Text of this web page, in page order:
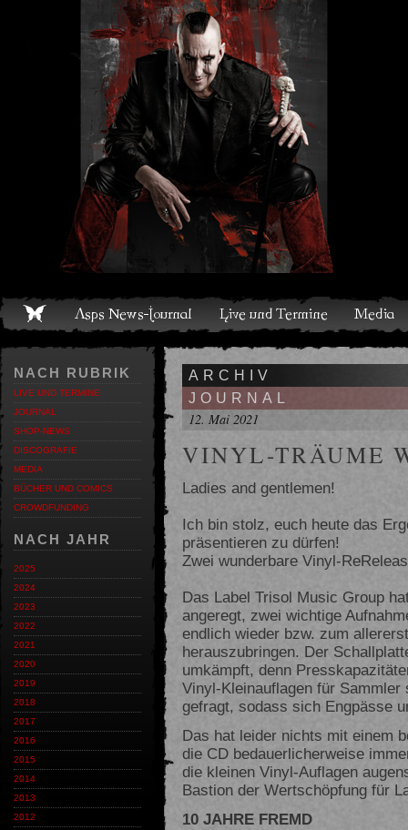
Live und Termine Media Shop Band Discografie
NACH RUBRIK
LIVE UND TERMINE
JOURNAL
SHOP-NEWS
DISCOGRAFIE
MEDIA
BÜCHER UND COMICS
CROWDFUNDING
NACH JAHR
2025
2024
2023
2022
2021
2020
2019
2018
2017
2016
2015
2014
2013
2012
ARCHIV
JOURNAL
12. Mai 2021
VINYL-TRÄUME
Ladies and gentlemen!
Ich bin stolz, euch heute das
präsentieren zu dürfen!
Zwei wunderbare Vinyl-
Das Label Trisol Music Group
angeregt, zwei wichtige
endlich wieder bzw. zum
herauszubringen. Der
umkämpft, denn
Vinyl-Kleinauflagen für
gefragt, sodass sich Engpässe
Das hat leider nichts mit einem
die CD bedauerlicherweise
die kleinen Vinyl-Auflagen
Bastion der Wertschöpfung für
10 JAHRE FREMD